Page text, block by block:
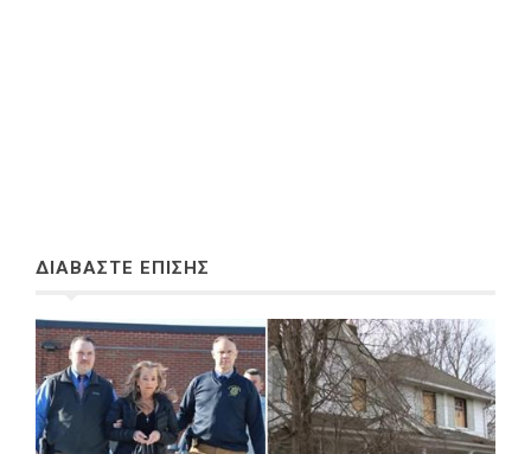
ΔΙΑΒΑΣΤΕ ΕΠΙΣΗΣ